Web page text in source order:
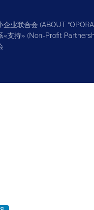
业联合会 (ABOUT “OPORA
«支持» (Non-Profit